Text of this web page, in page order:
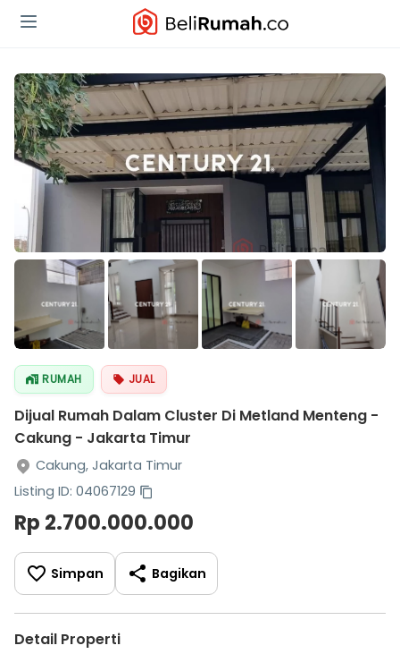
RUMAH JUAL
Dijual Rumah Dalam Cluster Di Metland Menteng -
Cakung - Jakarta Timur
Cakung, Jakarta Timur
Listing ID: 04067129
Rp 2.700.000.000
Simpan Bagikan
Detail Properti